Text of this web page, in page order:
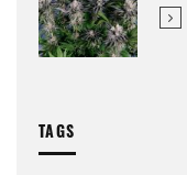
TAGS